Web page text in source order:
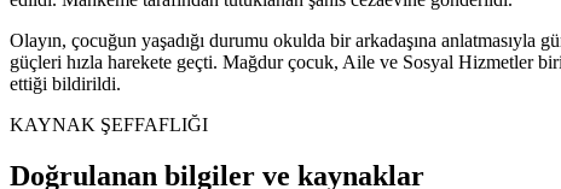
Olayın, çocuğun yaşadığı durumu okulda bir arkadaşına
güçleri hızla harekete geçti. Mağdur çocuk, Aile ve Sosyal Hizmetler
ettiği bildirildi.
KAYNAK ŞEFFAFLIĞI
Doğrulanan bilgiler ve kaynaklar